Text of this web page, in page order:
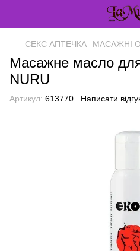
СЕКС АПТЕЧКА МАСАЖНІ
Масажне масло
NURU
Артикул: 613770 Написати